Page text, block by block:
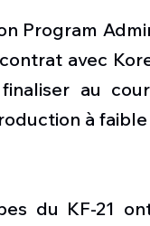
Program
avec
au
à
du KF-21